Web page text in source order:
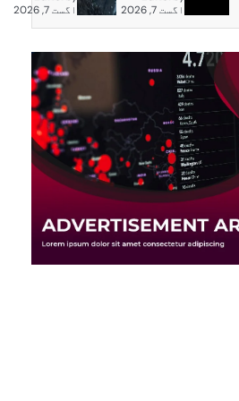
اگست 7, 2026
اگست 7, 2026